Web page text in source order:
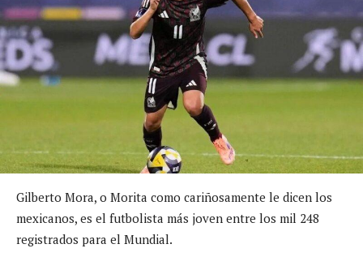
Gilberto Mora, o Morita como cariñosamente le dicen los
mexicanos, es el futbolista más joven entre los mil 248
registrados para el Mundial.